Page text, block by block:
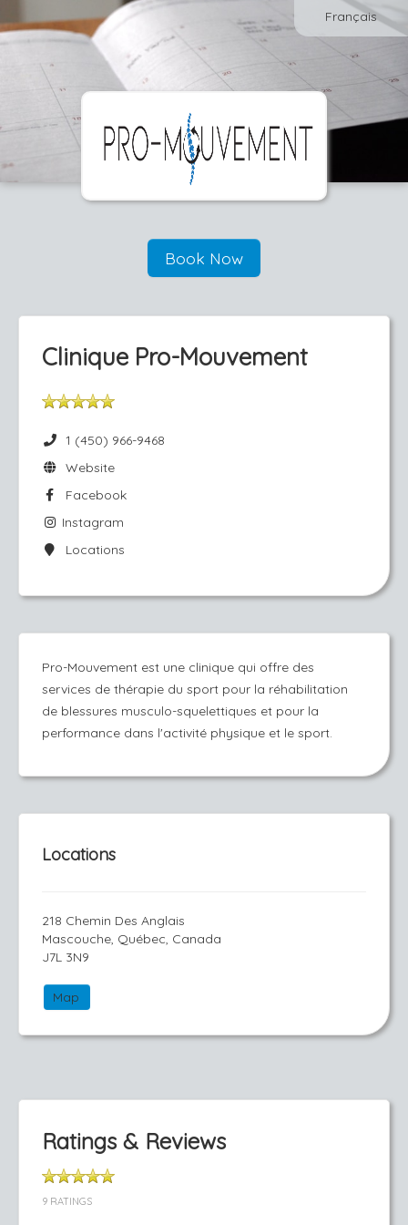
Français
Book Now
Clinique Pro-Mouvement
1 (450) 966-9468
Website
Facebook
Instagram
Locations
Pro-Mouvement est une clinique qui offre des
services de thérapie du sport pour la réhabilitation
de blessures musculo-squelettiques et pour la
performance dans l'activité physique et le sport.
Locations
218 Chemin Des Anglais
Mascouche, Québec, Canada
J7L 3N9
Map
Ratings & Reviews
9 RATINGS